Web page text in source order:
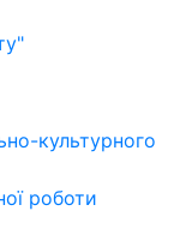
культурного
роботи